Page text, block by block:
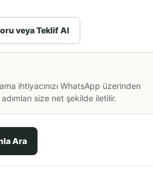
veya Teklif Al
ihtiyacınızı WhatsApp üzerinden
size net şekilde iletilir.
Ara